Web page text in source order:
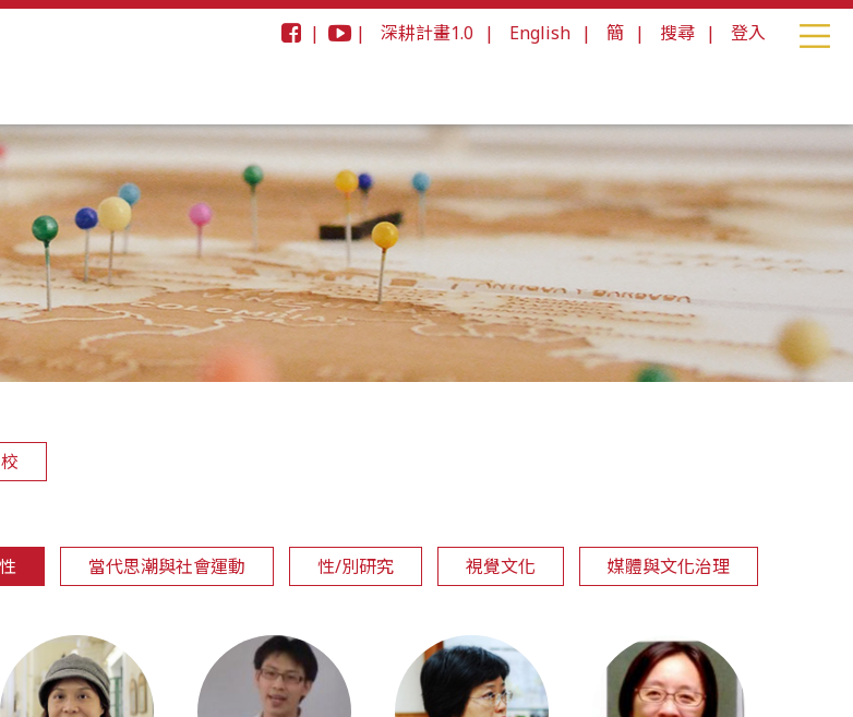
| | 深耕計畫1.0 | English | 簡 | 搜尋 | 登入
當代思潮與社會運動 性/別研究 視覺文化 媒體與文化治理